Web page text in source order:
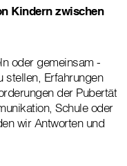
Kindern zwischen
oder gemeinsam -
stellen, Erfahrungen
der Pubertät
Schule oder
wir Antworten und